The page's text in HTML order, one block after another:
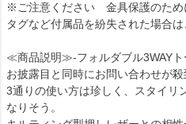
※ご注意ください 金具保護のため
タグなど付属品を紛失された場合
≪商品説明≫-フォルダブル3WAYト
お披露目と同時にお問い合わせが
3通りの使い方は珍しく、スタイリ
なりそう。